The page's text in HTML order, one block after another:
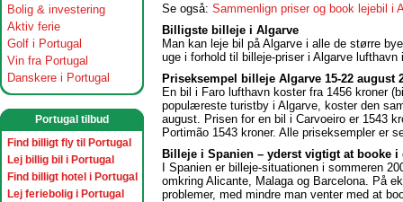
Bolig & investering
Aktiv ferie
Golf i Portugal
Vin fra Portugal
Danskere i Portugal
Portugal tilbud
Find billigt fly til Portugal
Lej billig bil i Portugal
Find billigt hotel i Portugal
Lej feriebolig i Portugal
Se også: Sammenlign priser og book lejebil i
Billigste billeje i Algarve
Man kan leje bil på Algarve i alle de større
uge i forhold til billeje-priser i Algarve lufthavn
Priseksempel billeje Algarve 15-22 august
En bil i Faro lufthavn koster fra 1456 kroner
populæreste turistby i Algarve, koster den
august. Prisen for en bil i Carvoeiro er 1543
Portimão 1543 kroner. Alle priseksempler er
Billeje i Spanien – yderst vigtigt at booke i
I Spanien er billeje-situationen i sommeren
omkring Alicante, Malaga og Barcelona. På
problemer, med mindre man venter med at